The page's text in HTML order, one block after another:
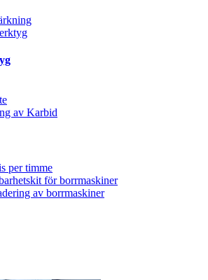
av Karbid
per timme
för borrmaskiner
av borrmaskiner